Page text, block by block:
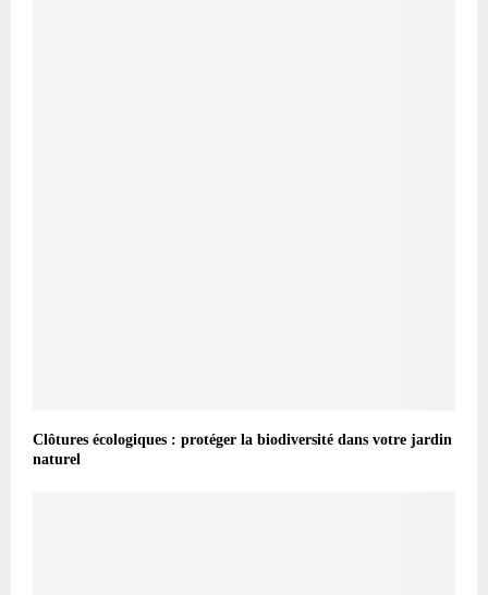
Clôtures écologiques : protéger la biodiversité dans votre jardin
naturel